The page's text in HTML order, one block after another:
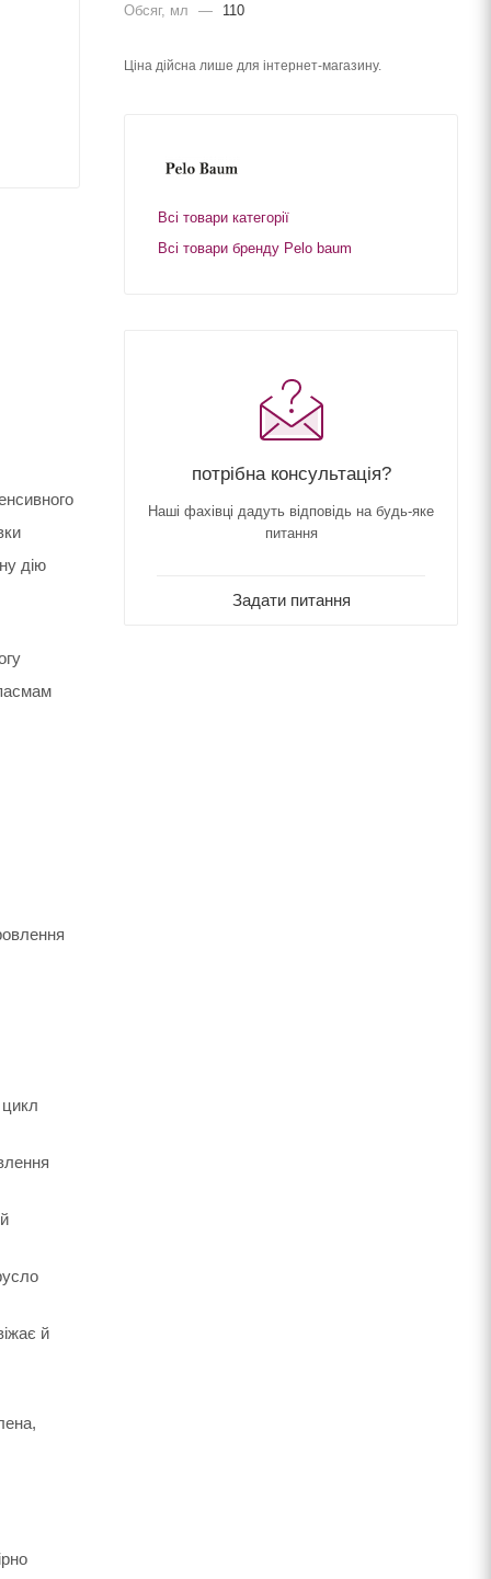
дію
й
Обсяг, мл
— 110
Ціна дійсна лише для інтернет-магазину.
Всі товари категорії
Всі товари бренду Pelo baum
потрібна консультація?
Наші фахівці дадуть відповідь на будь-яке
питання
Задати питання